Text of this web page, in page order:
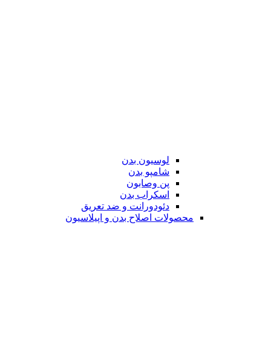
لوسیون بدن
شامپو بدن
پن وصابون
اسکراب بدن
دئودورانت و ضد تعریق
محصولات اصلاح بدن و اپیلاسیون